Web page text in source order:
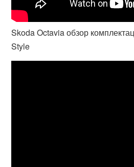
Skoda Octavia обзор
Style